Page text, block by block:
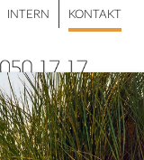
INTERN KONTAKT